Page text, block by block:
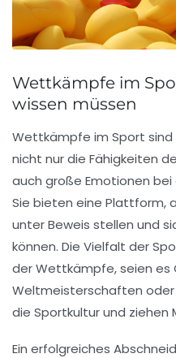
Wettkämpfe im
wissen müssen
Wettkämpfe im Sport sind
nicht nur die Fähigkeiten
auch große Emotionen
Sie bieten eine Plattform,
unter Beweis stellen und
können. Die Vielfalt der
der Wettkämpfe, seien es
Weltmeisterschaften oder
die Sportkulturund ziehen
Ein erfolgreiches